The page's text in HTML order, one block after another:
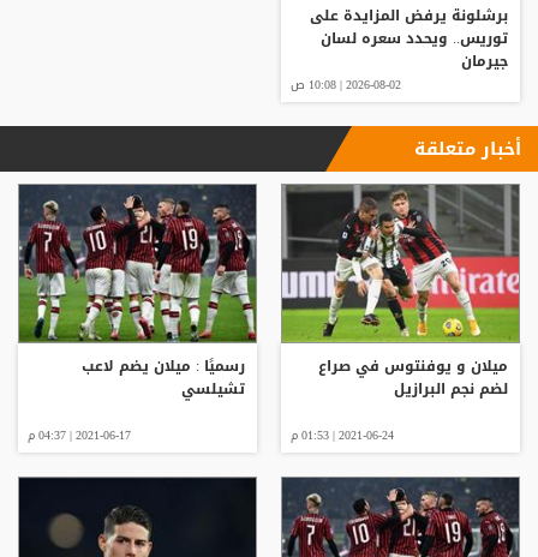
برشلونة يرفض المزايدة على
توريس.. ويحدد سعره لسان
جيرمان
2026-08-02 | 10:08 ص
أخبار متعلقة
ميلان و يوفنتوس في صراع
لضم نجم البرازيل
2021-06-24 | 01:53 م
رسميًا : ميلان يضم لاعب
تشيلسي
2021-06-17 | 04:37 م